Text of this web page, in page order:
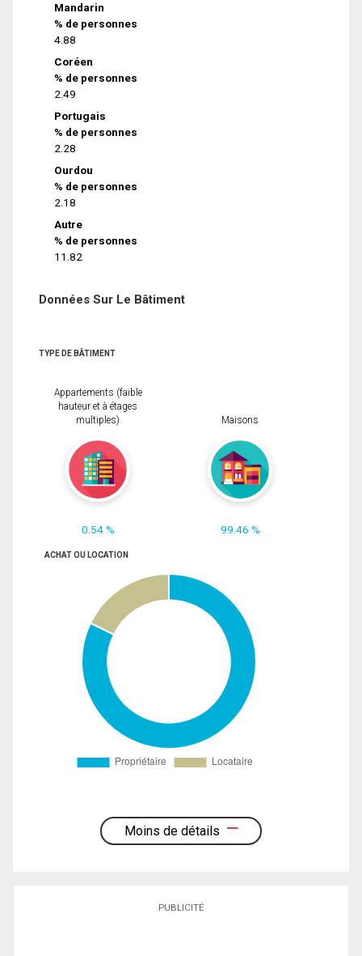
Mandarin
% de personnes
4.88
Coréen
% de personnes
2.49
Portugais
% de personnes
2.28
Ourdou
% de personnes
2.18
Autre
% de personnes
11.82
Données Sur Le Bâtiment
TYPE DE BÂTIMENT
Appartements (faible
hauteur et à étages
multiples)
0.54 %
Maisons
99.46 %
ACHAT OU LOCATION
Moins de détails
PUBLICITÉ